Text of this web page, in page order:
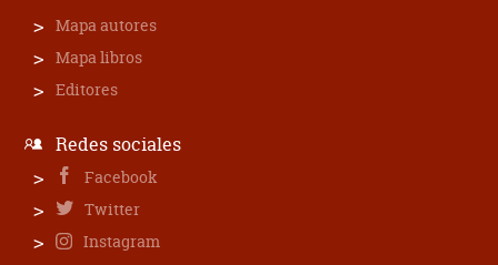
Mapa autores
Mapa libros
Editores
Redes sociales
Facebook
Twitter
Instagram